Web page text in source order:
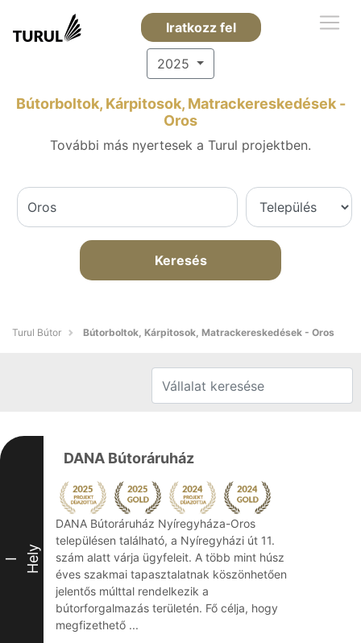
Iratkozz fel
2025
Bútorboltok, Kárpitosok, Matrackereskedések -
Oros
További más nyertesek a Turul projektben.
Keresés
Turul Bútor Bútorboltok, Kárpitosok, Matrackereskedések - Oros
I Hely
DANA Bútoráruház
DANA Bútoráruház Nyíregyháza-Oros
településen található, a Nyíregyházi út 11.
szám alatt várja ügyfeleit. A több mint húsz
éves szakmai tapasztalatnak köszönhetően
jelentős múlttal rendelkezik a
bútorforgalmazás területén. Fő célja, hogy
megfizethető ...